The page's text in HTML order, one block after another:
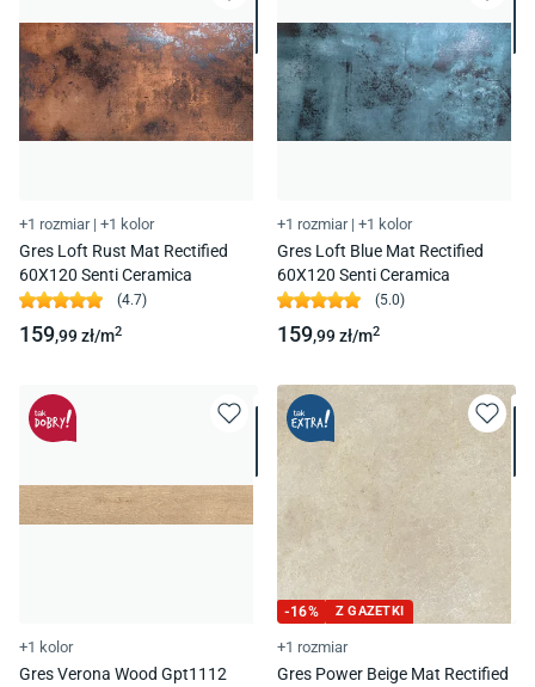
+1 rozmiar | +1 kolor
Gres Loft Rust Mat Rectified
60X120 Senti Ceramica
(4.7)
159,99zł/m2
+1 rozmiar | +1 kolor
Gres Loft Blue Mat Rectified
60X120 Senti Ceramica
(5.0)
159,99zł/m2
+1 kolor
Gres Verona Wood Gpt1112
-16% Z GAZETKI
+1 rozmiar
Gres Power Beige Mat Rectified